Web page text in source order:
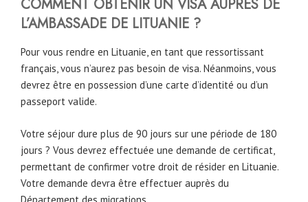
COMMENT OBTENIR UN VISA AUPRÈS DE
L’AMBASSADE DE LITUANIE ?
Pour vous rendre en Lituanie, en tant que ressortissant
français, vous n’aurez pas besoin de visa. Néanmoins, vous
devrez être en possession d’une carte d’identité ou d’un
passeport valide.
Votre séjour dure plus de 90 jours sur une période de 180
jours ? Vous devrez effectuée une demande de certificat,
permettant de confirmer votre droit de résider en Lituanie.
Votre demande devra être effectuer auprès du